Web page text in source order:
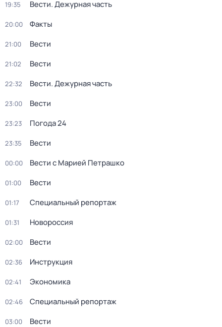
19:35 Вести. Дежурная часть
20:00 Факты
21:00 Вести
21:02 Вести
22:32 Вести. Дежурная часть
23:00 Вести
23:23 Погода 24
23:35 Вести
00:00 Вести с Марией Петрашко
01:00 Вести
01:17 Специальный репортаж
01:31 Новороссия
02:00 Вести
02:36 Инструкция
02:41 Экономика
02:46 Специальный репортаж
03:00 Вести